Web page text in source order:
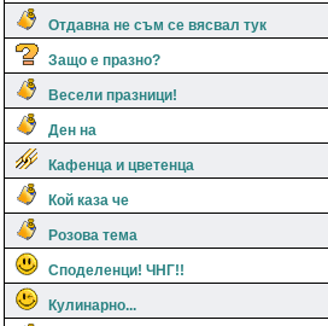
Отдавна не съм се вясвал тук
Защо е празно?
Весели празници!
Ден на
Кафенца и цветенца
Кой каза че
Розова тема
Споделенци! ЧНГ!!
Кулинарно...